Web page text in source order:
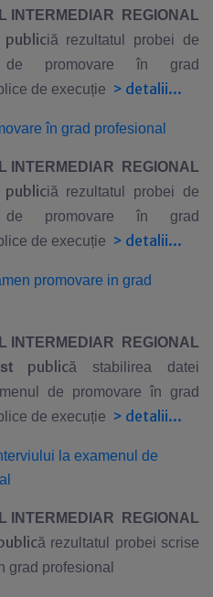
INTERMEDIAR REGIONAL
iă rezultatul probei de
promovare în grad
de execuție > detalii...
în grad profesional
INTERMEDIAR REGIONAL
iă rezultatul probei de
promovare în grad
de execuție > detalii...
promovare in grad
INTERMEDIAR REGIONAL
publică stabilirea datei
de promovare în grad
de execuție > detalii...
la examenul de
INTERMEDIAR REGIONAL
ă rezultatul probei scrise
grad profesional